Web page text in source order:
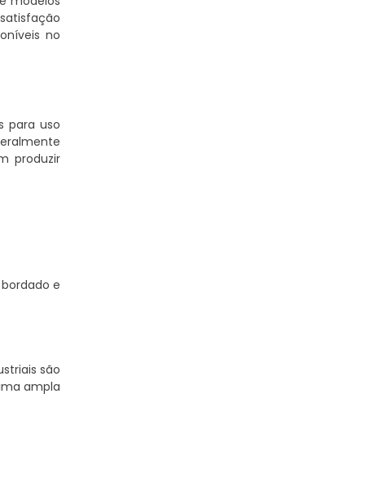
no
para uso
produzir
e
são
ampla